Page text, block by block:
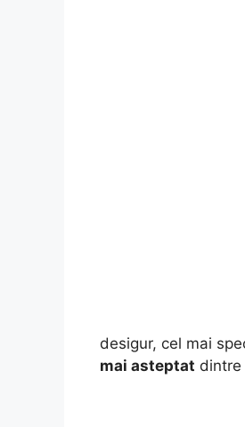
desigur, cel mai
mai asteptat